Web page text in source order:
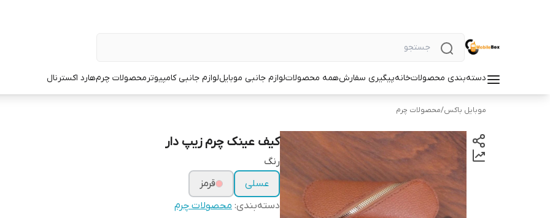
دسته‌بندی محصولاتخانهپیگیری سفارشهمه محصولاتلوازم جانبی موبایللوازم جانبی کامپیوترمحصولات چرمهارد اکسترنال
موبایل باکس/محصولات چرم
کیف عینک چرم زیپ دار
رنگ
عسلی
قرمز
دسته‌بندی: محصولات چرم